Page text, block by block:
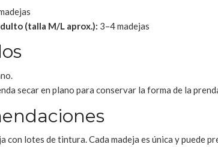
(talla M/L aprox.): 3–4 madejas
secar en plano para conservar la forma de la
con lotes de tintura. Cada madeja es única y puede